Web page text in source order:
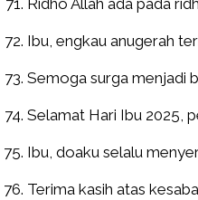
Ibu, engkau anugerah
Semoga surga menjadi
Selamat Hari Ibu 2025,
Ibu, doaku selalu
Terima kasih atas